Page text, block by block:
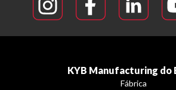
KYB Manufacturing do
Fábrica